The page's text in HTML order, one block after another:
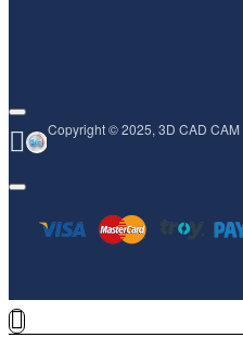
Copyright © 2025, 3D CAD CAM